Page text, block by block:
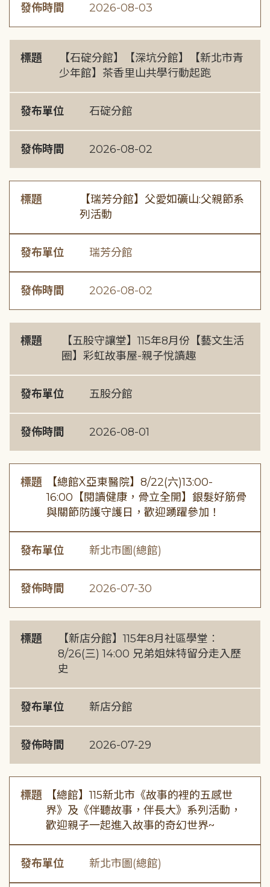
發佈時間 2026-08-03
標題
【石碇分館】【深坑分館】【新北市青
少年館】茶香里山共學行動起跑
發布單位 石碇分館
發佈時間 2026-08-02
標題
【瑞芳分館】父愛如礦山:父親節系
列活動
發布單位 瑞芳分館
發佈時間 2026-08-02
標題
【五股守讓堂】115年8月份【藝文生活
圈】彩虹故事屋-親子悅讀趣
發布單位 五股分館
發佈時間 2026-08-01
標題
【總館X亞東醫院】8/22(六)13:00-
16:00【閱讀健康，骨立全開】銀髮好筋骨
與關節防護守護日，歡迎踴躍參加！
發布單位 新北市圖(總館)
發佈時間 2026-07-30
標題
【新店分館】115年8月社區學堂︰
8/26(三) 14:00 兄弟姐妹特留分走入歷
史
發布單位 新店分館
發佈時間 2026-07-29
標題
【總館】115新北市《故事的裡的五感世
界》及《伴聽故事，伴長大》系列活動，
歡迎親子一起進入故事的奇幻世界~
發布單位 新北市圖(總館)